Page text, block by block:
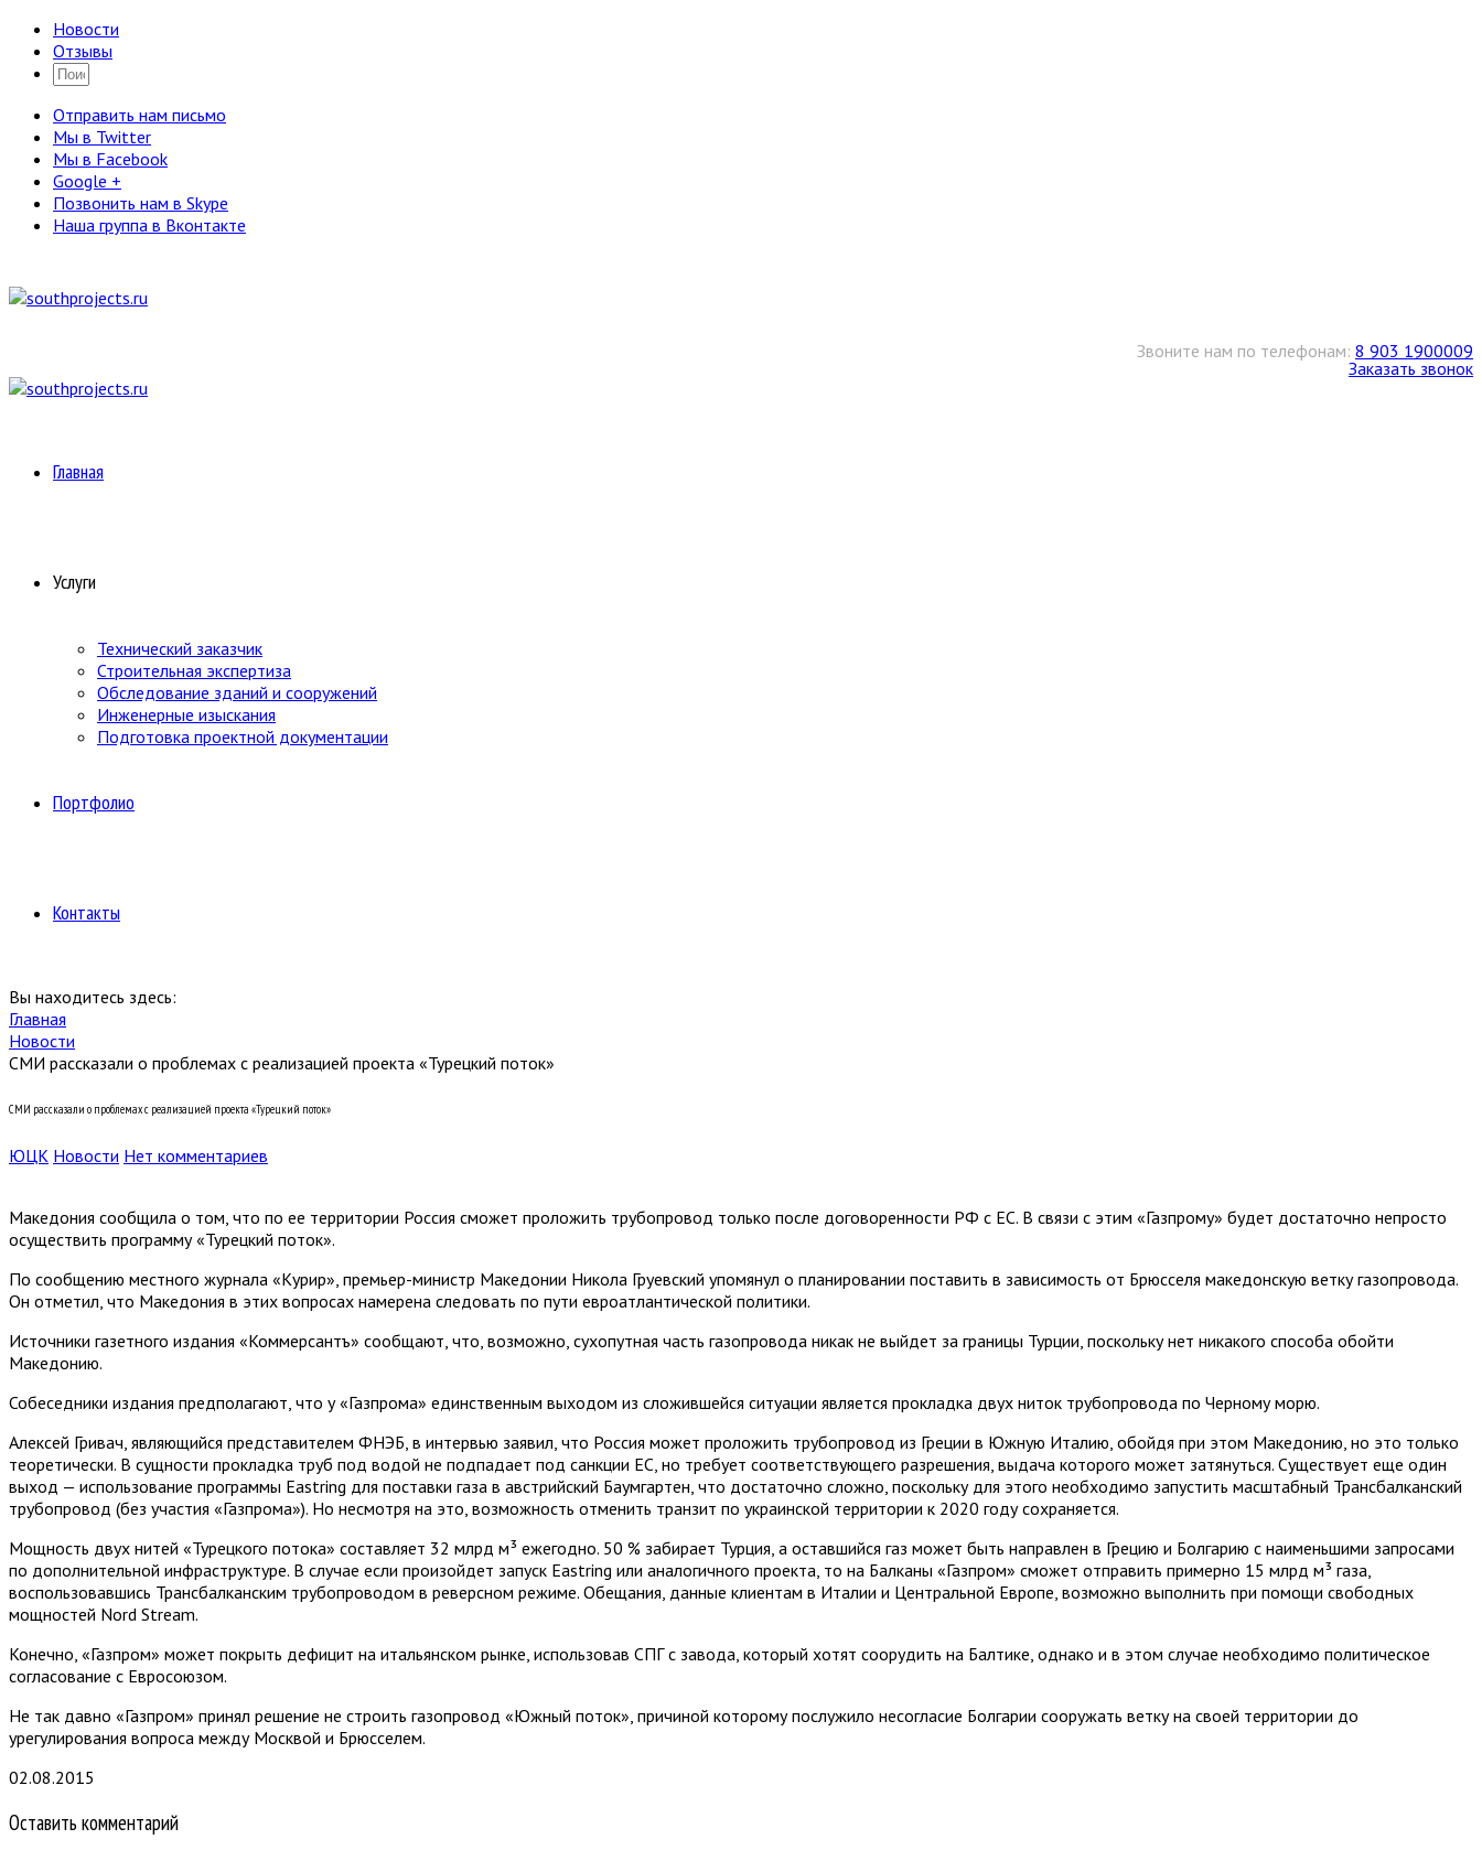
Новости
Отзывы
Отправить нам письмо
Мы в Twitter
Мы в Facebook
Google +
Позвонить нам в Skype
Наша группа в Вконтакте
Звоните нам по телефонам: 8 903 1900009
Заказать звонок
Главная
Услуги
Технический заказчик
Строительная экспертиза
Обследование зданий и сооружений
Инженерные изыскания
Подготовка проектной документации
Портфолио
Контакты
Вы находитесь здесь:
Главная
Новости
СМИ рассказали о проблемах с реализацией проекта «Турецкий поток»
СМИ рассказали о проблемах с реализацией проекта «Турецкий поток»
ЮЦК Новости Нет комментариев
Македония сообщила о том, что по ее территории Россия сможет проложить трубопровод только после договоренности РФ с ЕС. В связи с этим «Газпрому» будет достаточно непросто
осуществить программу «Турецкий поток».
По сообщению местного журнала «Курир», премьер-министр Македонии Никола Груевский упомянул о планировании поставить в зависимость от Брюсселя македонскую ветку газопровода.
Он отметил, что Македония в этих вопросах намерена следовать по пути евроатлантической политики.
Источники газетного издания «Коммерсантъ» сообщают, что, возможно, сухопутная часть газопровода никак не выйдет за границы Турции, поскольку нет никакого способа обойти
Македонию.
Собеседники издания предполагают, что у «Газпрома» единственным выходом из сложившейся ситуации является прокладка двух ниток трубопровода по Черному морю.
Алексей Гривач, являющийся представителем ФНЭБ, в интервью заявил, что Россия может проложить трубопровод из Греции в Южную Италию, обойдя при этом Македонию, но это только
теоретически. В сущности прокладка труб под водой не подпадает под санкции ЕС, но требует соответствующего разрешения, выдача которого может затянуться. Существует еще один
выход — использование программы Eastring для поставки газа в австрийский Баумгартен, что достаточно сложно, поскольку для этого необходимо запустить масштабный Трансбалканский
трубопровод (без участия «Газпрома»). Но несмотря на это, возможность отменить транзит по украинской территории к 2020 году сохраняется.
Мощность двух нитей «Турецкого потока» составляет 32 млрд м³ ежегодно. 50 % забирает Турция, а оставшийся газ может быть направлен в Грецию и Болгарию с наименьшими запросами
по дополнительной инфраструктуре. В случае если произойдет запуск Eastring или аналогичного проекта, то на Балканы «Газпром» сможет отправить примерно 15 млрд м³ газа,
воспользовавшись Трансбалканским трубопроводом в реверсном режиме. Обещания, данные клиентам в Италии и Центральной Европе, возможно выполнить при помощи свободных
мощностей Nord Stream.
Конечно, «Газпром» может покрыть дефицит на итальянском рынке, использовав СПГ с завода, который хотят соорудить на Балтике, однако и в этом случае необходимо политическое
согласование с Евросоюзом.
Не так давно «Газпром» принял решение не строить газопровод «Южный поток», причиной которому послужило несогласие Болгарии сооружать ветку на своей территории до
урегулирования вопроса между Москвой и Брюсселем.
02.08.2015
Оставить комментарий